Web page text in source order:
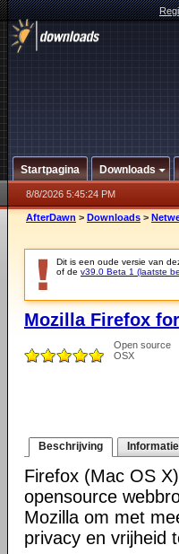
Startpagina Downloads
8/8/2026 5:45:24 PM
AfterDawn > Downloads >
Dit is een oude versie van
of de v39.0 Beta 1 (laatste
Mozilla Firefox
Open source
OSX
Beschrijving Informatie
Firefox (Mac OS
opensource
Mozilla om met
privacy en vrijheid